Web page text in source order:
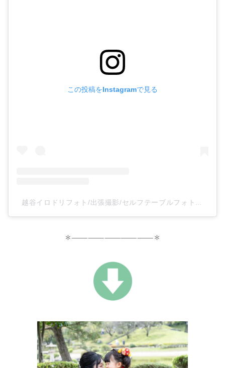
この投稿をInstagramで見る
越谷イロドリフォト/出張撮影/セルフテーブルフォトスタジオ(@irodoriphoto_koshigaya)がシェアした投稿
＊———————————————＊